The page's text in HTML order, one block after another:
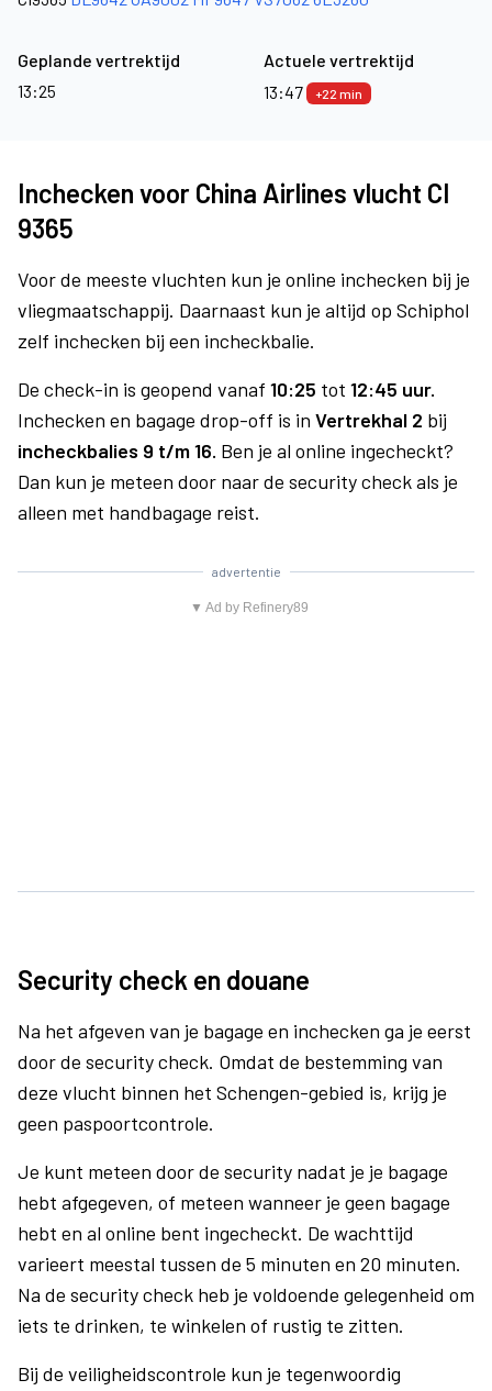
Geplande vertrektijd
13:25
Actuele vertrektijd
13:47
+22 min
Inchecken voor China Airlines vlucht CI
9365
Voor de meeste vluchten kun je online inchecken bij je
vliegmaatschappij. Daarnaast kun je altijd op Schiphol
zelf inchecken bij een incheckbalie.
De check-in is geopend vanaf 10:25 tot 12:45 uur.
Inchecken en bagage drop-off is in Vertrekhal 2 bij
incheckbalies 9 t/m 16. Ben je al online ingecheckt?
Dan kun je meteen door naar de security check als je
alleen met handbagage reist.
advertentie
▼ Ad by Refinery89
Security check en douane
Na het afgeven van je bagage en inchecken ga je eerst
door de security check. Omdat de bestemming van
deze vlucht binnen het Schengen-gebied is, krijg je
geen paspoortcontrole.
Je kunt meteen door de security nadat je je bagage
hebt afgegeven, of meteen wanneer je geen bagage
hebt en al online bent ingecheckt. De wachttijd
varieert meestal tussen de 5 minuten en 20 minuten.
Na de security check heb je voldoende gelegenheid om
iets te drinken, te winkelen of rustig te zitten.
Bij de veiligheidscontrole kun je tegenwoordig